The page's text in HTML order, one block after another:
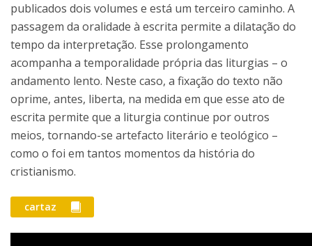
publicados dois volumes e está um terceiro caminho. A
passagem da oralidade à escrita permite a dilatação do
tempo da interpretação. Esse prolongamento
acompanha a temporalidade própria das liturgias – o
andamento lento. Neste caso, a fixação do texto não
oprime, antes, liberta, na medida em que esse ato de
escrita permite que a liturgia continue por outros
meios, tornando-se artefacto literário e teológico –
como o foi em tantos momentos da história do
cristianismo.
cartaz